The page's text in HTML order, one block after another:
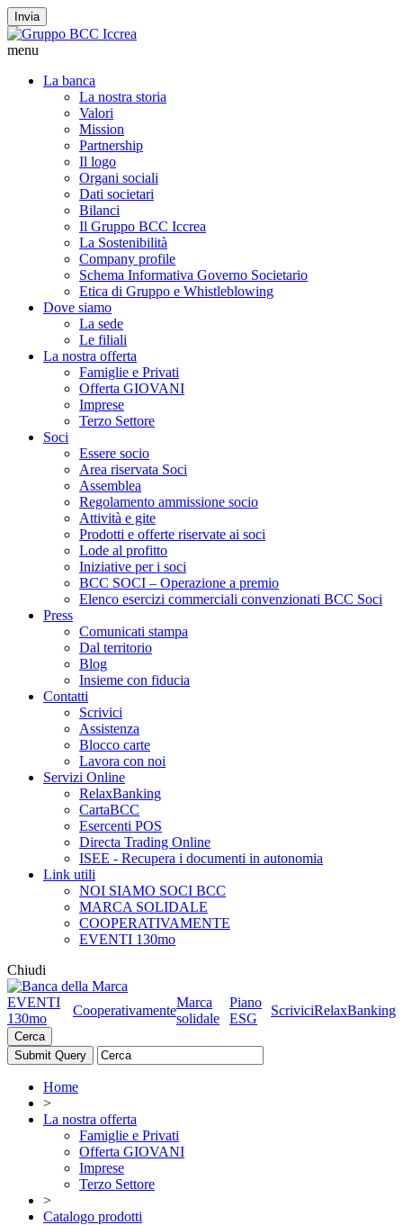
Invia
menu
La banca
La nostra storia
Valori
Mission
Partnership
Il logo
Organi sociali
Dati societari
Bilanci
Il Gruppo BCC Iccrea
La Sostenibilità
Company profile
Schema Informativa Governo Societario
Etica di Gruppo e Whistleblowing
Dove siamo
La sede
Le filiali
La nostra offerta
Famiglie e Privati
Offerta GIOVANI
Imprese
Terzo Settore
Soci
Essere socio
Area riservata Soci
Assemblea
Regolamento ammissione socio
Attività e gite
Prodotti e offerte riservate ai soci
Lode al profitto
Iniziative per i soci
BCC SOCI – Operazione a premio
Elenco esercizi commerciali convenzionati BCC Soci
Press
Comunicati stampa
Dal territorio
Blog
Insieme con fiducia
Contatti
Scrivici
Assistenza
Blocco carte
Lavora con noi
Servizi Online
RelaxBanking
CartaBCC
Esercenti POS
Directa Trading Online
ISEE - Recupera i documenti in autonomia
Link utili
NOI SIAMO SOCI BCC
MARCA SOLIDALE
COOPERATIVAMENTE
EVENTI 130mo
Chiudi
EVENTI
130mo
Cooperativamente
Marca
solidale
Piano
ESG
ScriviciRelaxBanking
Cerca
Home
>
La nostra offerta
Famiglie e Privati
Offerta GIOVANI
Imprese
Terzo Settore
>
Catalogo prodotti